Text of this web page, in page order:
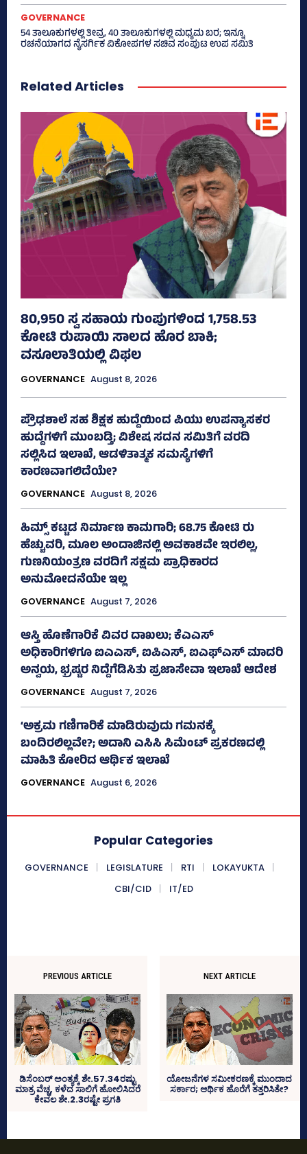
GOVERNANCE
54 ತಾಲೂಕುಗಳಲ್ಲಿ ತೀವ್ರ, 40 ತಾಲೂಕುಗಳಲ್ಲಿ ಮಧ್ಯಮ ಬರ; ಇನ್ನೂ
ರಚನೆಯಾಗದ ನೈಸರ್ಗಿಕ ವಿಕೋಪಗಳ ಸಚಿವ ಸಂಪುಟ ಉಪ ಸಮಿತಿ
Related Articles
80,950 ಸ್ವ ಸಹಾಯ ಗುಂಪುಗಳಿಂದ 1,758.53
ಕೋಟಿ ರುಪಾಯಿ ಸಾಲದ ಹೊರ ಬಾಕಿ;
ವಸೂಲಾತಿಯಲ್ಲಿ ವಿಫಲ
GOVERNANCE August 8, 2026
ಪ್ರೌಢಶಾಲೆ ಸಹ ಶಿಕ್ಷಕ ಹುದ್ದೆಯಿಂದ ಪಿಯು ಉಪನ್ಯಾಸಕರ
ಹುದ್ದೆಗಳಿಗೆ ಮುಂಬಡ್ತಿ; ವಿಶೇಷ ಸದನ ಸಮಿತಿಗೆ ವರದಿ
ಸಲ್ಲಿಸಿದ ಇಲಾಖೆ, ಆಡಳಿತಾತ್ಮಕ ಸಮಸ್ಯೆಗಳಿಗೆ
ಕಾರಣವಾಗಲಿದೆಯೇ?
GOVERNANCE August 8, 2026
ಹಿಮ್ಸ್‌ ಕಟ್ಟಡ ನಿರ್ಮಾಣ ಕಾಮಗಾರಿ; 68.75 ಕೋಟಿ ರು
ಹೆಚ್ಚುವರಿ, ಮೂಲ ಅಂದಾಜಿನಲ್ಲಿ ಅವಕಾಶವೇ ಇರಲಿಲ್ಲ,
ಗುಣನಿಯಂತ್ರಣ ವರದಿಗೆ ಸಕ್ಷಮ ಪ್ರಾಧಿಕಾರದ
ಅನುಮೋದನೆಯೇ ಇಲ್ಲ
GOVERNANCE August 7, 2026
ಆಸ್ತಿ ಹೊಣೆಗಾರಿಕೆ ವಿವರ ದಾಖಲು; ಕೆಎಎಸ್
ಅಧಿಕಾರಿಗಳಿಗೂ ಐಎಎಸ್‌, ಐಪಿಎಸ್‌, ಐಎಫ್‌ಎಸ್‌ ಮಾದರಿ
ಅನ್ವಯ, ಭ್ರಷ್ಟರ ನಿದ್ದೆಗೆಡಿಸಿತು ಪ್ರಜಾಸೇವಾ ಇಲಾಖೆ ಆದೇಶ
GOVERNANCE August 7, 2026
‘ಅಕ್ರಮ ಗಣಿಗಾರಿಕೆ ಮಾಡಿರುವುದು ಗಮನಕ್ಕೆ
ಬಂದಿರಲಿಲ್ಲವೇ?; ಅದಾನಿ ಎಸಿಸಿ ಸಿಮೆಂಟ್ ಪ್ರಕರಣದಲ್ಲಿ
ಮಾಹಿತಿ ಕೋರಿದ ಆರ್ಥಿಕ ಇಲಾಖೆ
GOVERNANCE August 6, 2026
Popular Categories
GOVERNANCE LEGISLATURE RTI
LOKAYUKTA
CBI/CID
IT/ED
PREVIOUS ARTICLE
ಡಿಸೆಂಬರ್ ಅಂತ್ಯಕ್ಕೆ ಶೇ.57.34ರಷ್ಟು
ಮಾತ್ರ ವೆಚ್ಚ, ಕಳೆದ ಸಾಲಿಗೆ ಹೋಲಿಸಿದರೆ
ಕೇವಲ ಶೇ.2.3ರಷ್ಟೇ ಪ್ರಗತಿ
NEXT ARTICLE
ಯೋಜನೆಗಳ ಸಮೀಕರಣಕ್ಕೆ ಮುಂದಾದ
ಸರ್ಕಾರ; ಆರ್ಥಿಕ ಹೊರೆಗೆ ತತ್ತರಿಸಿತೇ?